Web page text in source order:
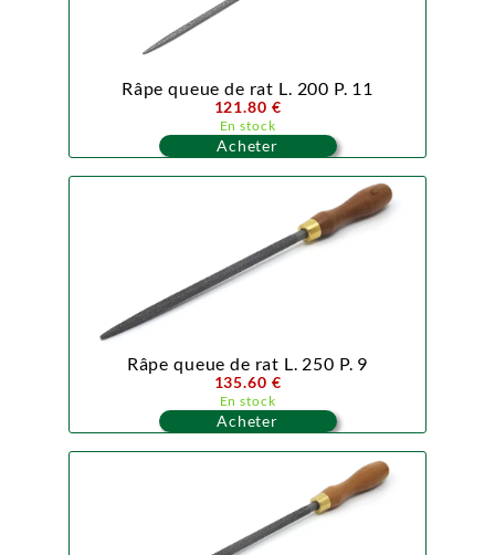
Râpe queue de rat L. 200 P. 11
121.80 €
En stock
Acheter
Râpe queue de rat L. 250 P. 9
135.60 €
En stock
Acheter